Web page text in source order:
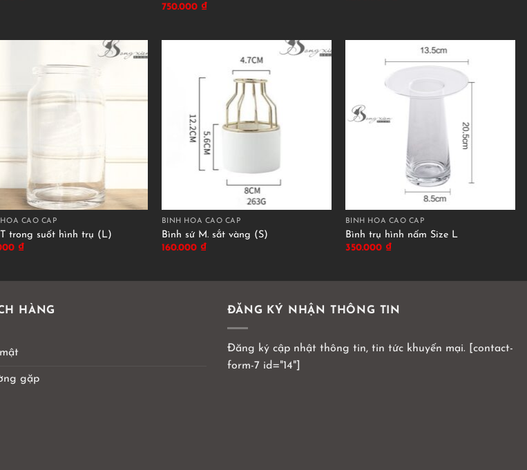
750.000 ₫
CAO CẤP
trong suốt hình trụ (L)
₫
BÌNH HOA CAO CẤP
Bình sứ M. sắt vàng (S)
160.000 ₫
BÌNH HOA CAO CẤP
Bình trụ hình nấm Size L
350.000 ₫
HÀNG
gặp
ĐĂNG KÝ NHẬN THÔNG TIN
Đăng ký cập nhật thông tin, tin tức khuyến mại. [contact-
form-7 id="14"]